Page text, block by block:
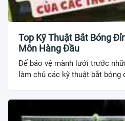
Top Kỹ Thuật Bắt Bóng
Môn Hàng Đầu
Để bảo vệ mành lưới trước
làm chủ các kỹ thuật bắt bóng